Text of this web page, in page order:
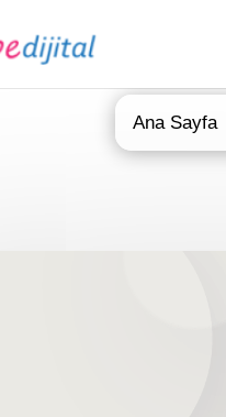
Ana Sayfa